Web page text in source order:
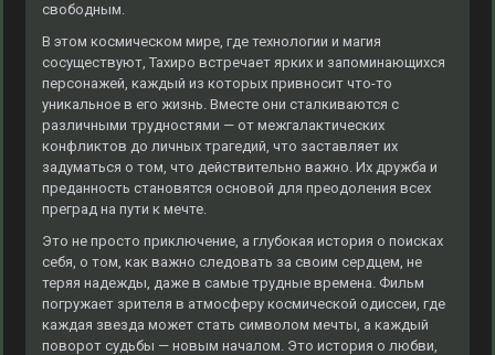
свободным.
В этом космическом мире, где технологии и магия
сосуществуют, Тахиро встречает ярких и запоминающихся
персонажей, каждый из которых привносит что-то
уникальное в его жизнь. Вместе они сталкиваются с
различными трудностями — от межгалактических
конфликтов до личных трагедий, что заставляет их
задуматься о том, что действительно важно. Их дружба и
преданность становятся основой для преодоления всех
преград на пути к мечте.
Это не просто приключение, а глубокая история о поисках
себя, о том, как важно следовать за своим сердцем, не
теряя надежды, даже в самые трудные времена. Фильм
погружает зрителя в атмосферу космической одиссеи, где
каждая звезда может стать символом мечты, а каждый
поворот судьбы — новым началом. Это история о любви,